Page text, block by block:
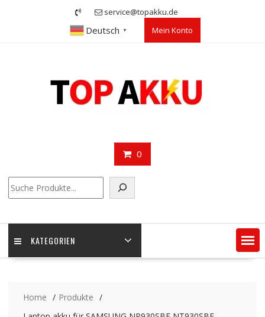
service@topakku.de
Deutsch ▼ Mein Konto
0
KATEGORIEN
Home
Produkte